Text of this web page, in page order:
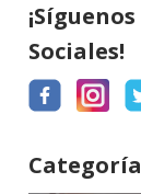
Sociales!